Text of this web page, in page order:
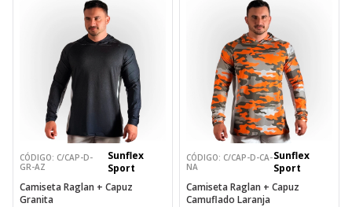
CÓDIGO: C/CAP-D-
GR-AZ
Sunflex
Sport
Camiseta Raglan + Capuz
Granita
CÓDIGO: C/CAP-D-CA-
NA
Sunflex
Sport
Camiseta Raglan + Capuz
Camuflado Laranja